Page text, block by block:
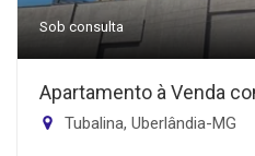
Sob consulta
Apartamento à Venda
Tubalina, Uberlândia-MG